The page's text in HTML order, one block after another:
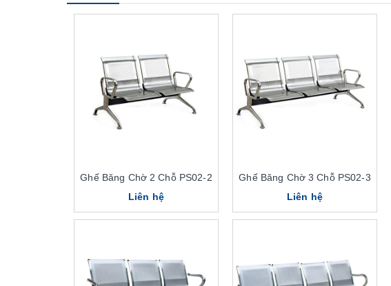
Ghế Băng Chờ 2 Chỗ PS02-2
Liên hệ
Ghế Băng Chờ 3 Chỗ PS02-3
Liên hệ